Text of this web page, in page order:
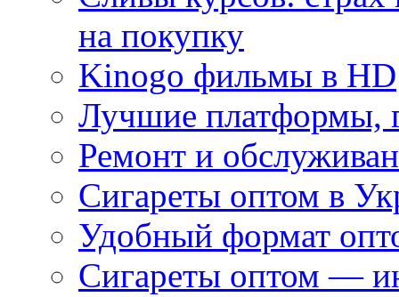
на покупку
Kinogo фильмы в HD
Лучшие платформы,
Ремонт и
Сигареты оптом в
Удобный формат
Сигареты оптом —